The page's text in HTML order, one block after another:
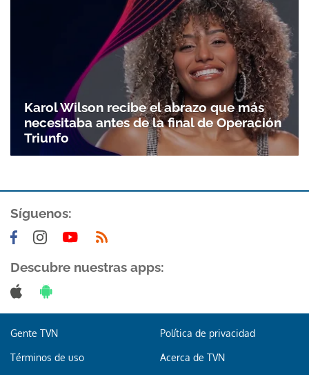
Gracias por suscribirte a nuestro boletín.
ACEPTAR
Karol Wilson recibe el abrazo que más
necesitaba antes de la final de Operación
Triunfo
Síguenos:
Descubre nuestras apps:
Gente TVN Política de privacidad
Términos de uso Acerca de TVN